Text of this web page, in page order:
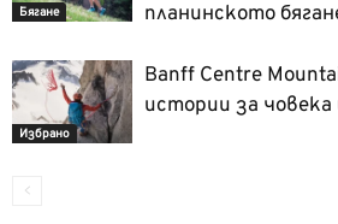
Бягане
планинското
Избрано
Banff Centre
истории за